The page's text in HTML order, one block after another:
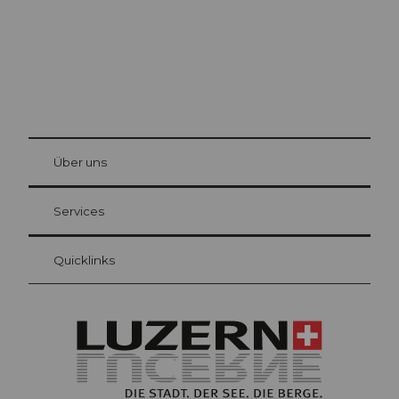
Gästekarte Luzern
Ihre Vorteile als Übernachtungsgast
at Bre
Über uns
Services
Quicklinks